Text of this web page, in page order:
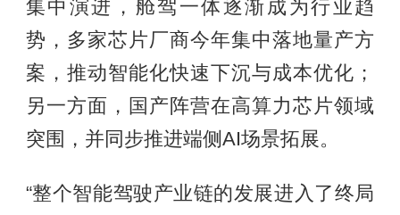
集中演进，舱驾一体逐渐成为行业趋
势，多家芯片厂商今年集中落地量产方
案，推动智能化快速下沉与成本优化；
另一方面，国产阵营在高算力芯片领域
突围，并同步推进端侧AI场景拓展。
“整个智能驾驶产业链的发展进入了终局